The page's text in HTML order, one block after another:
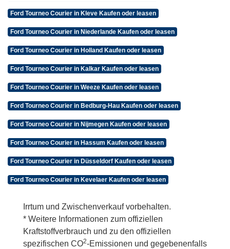
Ford Tourneo Courier in Kleve Kaufen oder leasen
Ford Tourneo Courier in Niederlande Kaufen oder leasen
Ford Tourneo Courier in Holland Kaufen oder leasen
Ford Tourneo Courier in Kalkar Kaufen oder leasen
Ford Tourneo Courier in Weeze Kaufen oder leasen
Ford Tourneo Courier in Bedburg-Hau Kaufen oder leasen
Ford Tourneo Courier in Nijmegen Kaufen oder leasen
Ford Tourneo Courier in Hassum Kaufen oder leasen
Ford Tourneo Courier in Düsseldorf Kaufen oder leasen
Ford Tourneo Courier in Kevelaer Kaufen oder leasen
Irrtum und Zwischenverkauf vorbehalten.
* Weitere Informationen zum offiziellen
Kraftstoffverbrauch und zu den offiziellen
spezifischen CO2-Emissionen und gegebenenfalls